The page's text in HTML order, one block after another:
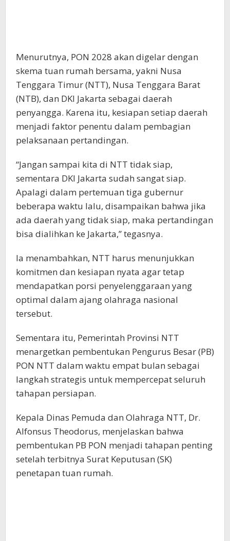
Menurutnya, PON 2028 akan digelar dengan
skema tuan rumah bersama, yakni Nusa
Tenggara Timur (NTT), Nusa Tenggara Barat
(NTB), dan DKI Jakarta sebagai daerah
penyangga. Karena itu, kesiapan setiap daerah
menjadi faktor penentu dalam pembagian
pelaksanaan pertandingan.
“Jangan sampai kita di NTT tidak siap,
sementara DKI Jakarta sudah sangat siap.
Apalagi dalam pertemuan tiga gubernur
beberapa waktu lalu, disampaikan bahwa jika
ada daerah yang tidak siap, maka pertandingan
bisa dialihkan ke Jakarta,” tegasnya.
Ia menambahkan, NTT harus menunjukkan
komitmen dan kesiapan nyata agar tetap
mendapatkan porsi penyelenggaraan yang
optimal dalam ajang olahraga nasional
tersebut.
Sementara itu, Pemerintah Provinsi NTT
menargetkan pembentukan Pengurus Besar (PB)
PON NTT dalam waktu empat bulan sebagai
langkah strategis untuk mempercepat seluruh
tahapan persiapan.
Kepala Dinas Pemuda dan Olahraga NTT, Dr.
Alfonsus Theodorus, menjelaskan bahwa
pembentukan PB PON menjadi tahapan penting
setelah terbitnya Surat Keputusan (SK)
penetapan tuan rumah.